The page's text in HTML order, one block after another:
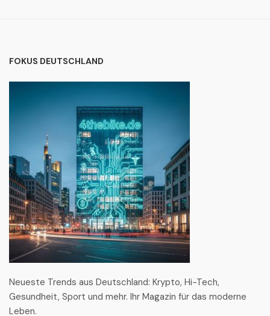
FOKUS DEUTSCHLAND
Neueste Trends aus Deutschland: Krypto, Hi-Tech,
Gesundheit, Sport und mehr. Ihr Magazin für das moderne
Leben.